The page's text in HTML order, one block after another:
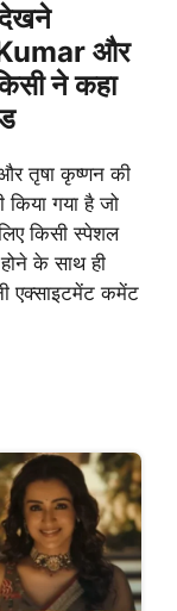
और
ने कहा
तृषा कृष्णन की
किया गया है जो
किसी स्पेशल
के साथ ही
एक्साइटमेंट कमेंट